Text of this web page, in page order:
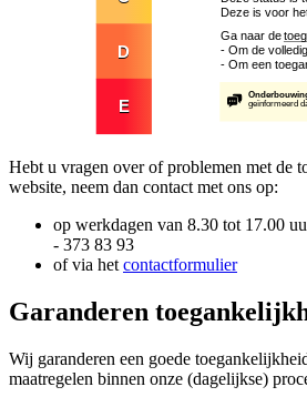
Hebt u vragen over of problemen met de
website, neem dan contact met ons op:
op werkdagen van 8.30 tot 17.00
- 373 83 93
of via het contactformulier
Garanderen
Wij garanderen een goede
maatregelen binnen onze (dagelijkse)